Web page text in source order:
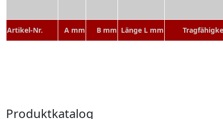
Artikel-Nr. A mm B mm Länge L mm
Produktkatalog